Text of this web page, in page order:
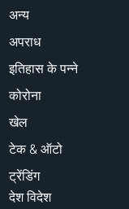
अन्य
अपराध
इतिहास के पन्ने
कोरोना
खेल
टेक & ऑटो
ट्रेंडिंग
देश विदेश